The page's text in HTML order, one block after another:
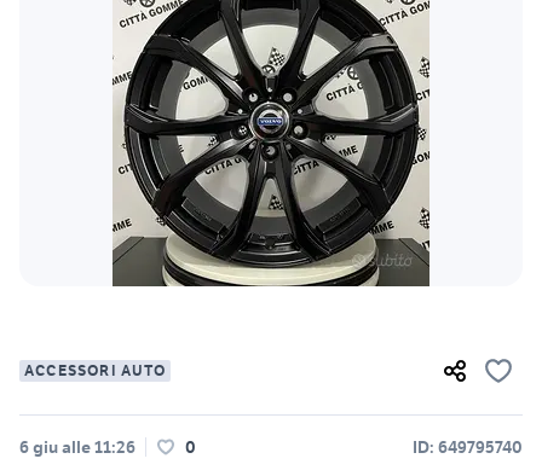
ACCESSORI AUTO
6 giu alle 11:26 0 ID: 649795740